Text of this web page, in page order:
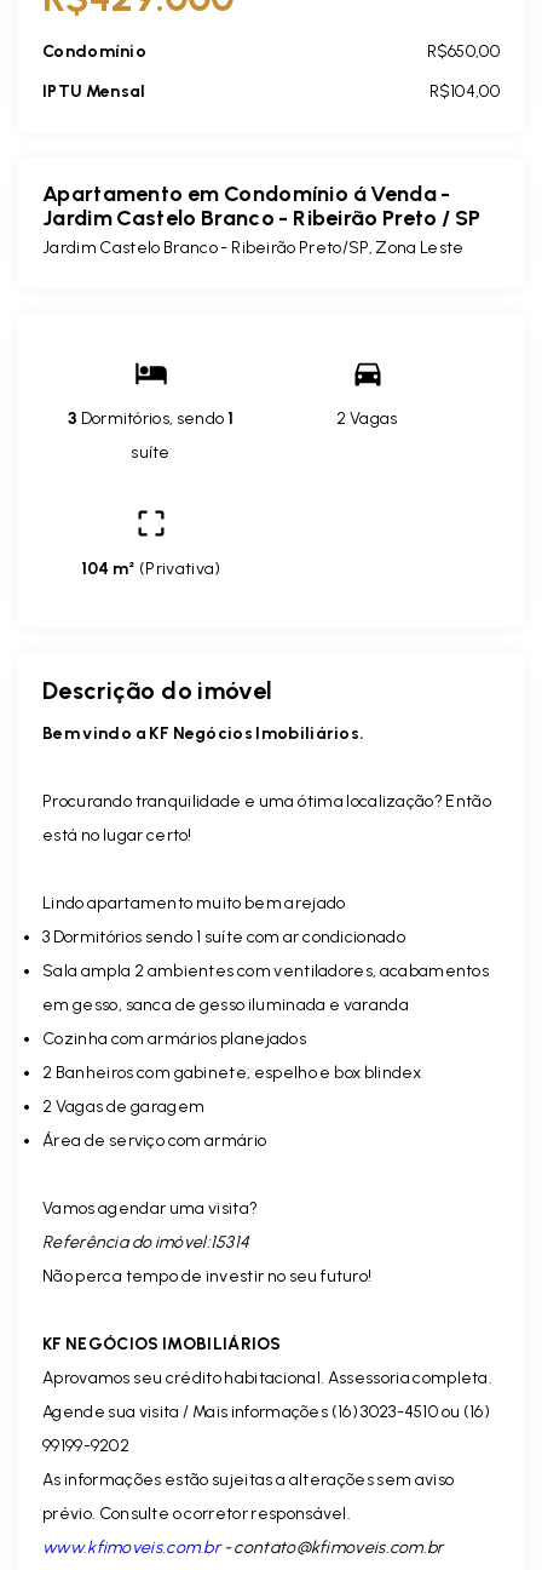
Condomínio
R$650,00
IPTU Mensal
R$104,00
Apartamento em Condomínio á Venda -
Jardim Castelo Branco - Ribeirão Preto / SP
Jardim Castelo Branco - Ribeirão Preto/SP, Zona Leste
3 Dormitórios, sendo1
suíte
2 Vagas
104 m² (Privativa)
Descrição do imóvel
Bem vindo a KF Negócios Imobiliários.
Procurando tranquilidade e uma ótima localização? Então
está no lugar certo!
Lindo apartamento muito bem arejado
3 Dormitórios sendo 1 suíte com ar condicionado
Sala ampla 2 ambientes com ventiladores, acabamentos
em gesso, sanca de gesso iluminada e varanda
Cozinha com armários planejados
2 Banheiros com gabinete, espelho e box blindex
2 Vagas de garagem
Área de serviço com armário
Vamos agendar uma visita?
Referência do imóvel:15314
Não perca tempo de investir no seu futuro!
KF NEGÓCIOS IMOBILIÁRIOS
Aprovamos seu crédito habitacional. Assessoria completa.
Agende sua visita / Mais informações (16) 3023-4510 ou (16)
99199-9202
As informações estão sujeitas a alterações sem aviso
prévio. Consulte o corretor responsável.
www.kfimoveis.com.br-contato@kfimoveis.com.br